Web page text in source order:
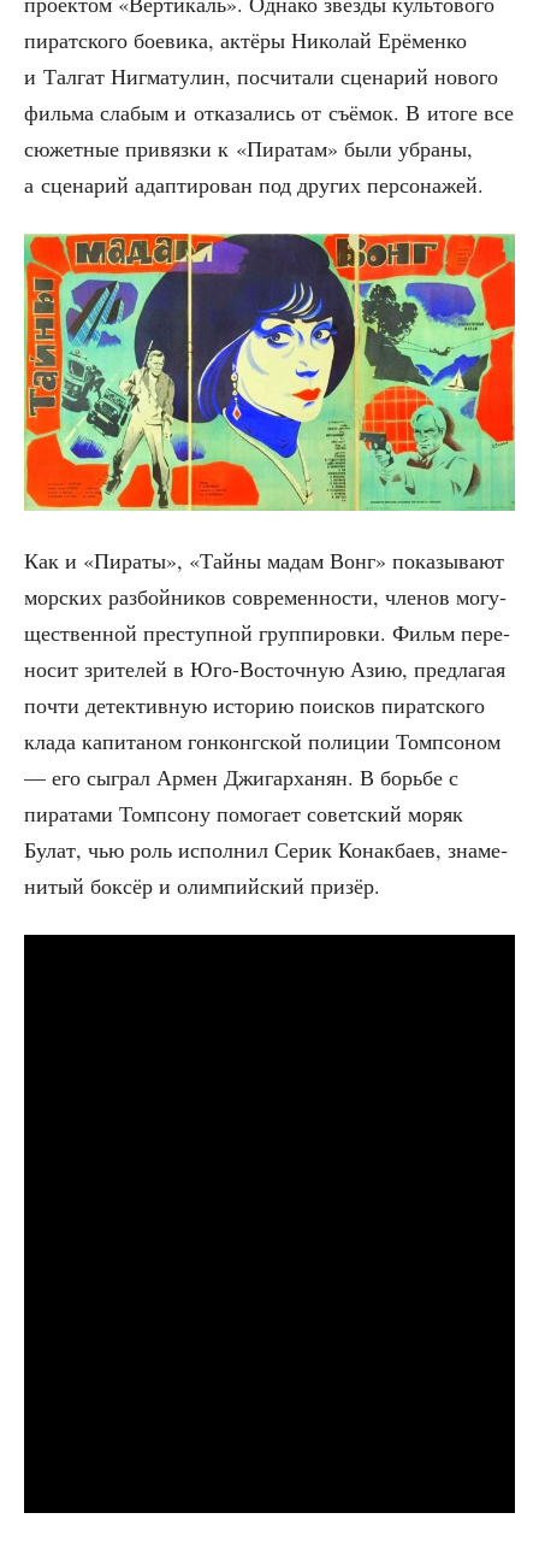
пират­ско­го бое­ви­ка, актё­ры Нико­лай Ерё­мен­ко
и Тал­гат Ниг­ма­ту­лин, посчи­та­ли сце­на­рий ново­го
филь­ма сла­бым и отка­за­лись от съё­мок. В ито­ге все
сюжет­ные при­вяз­ки к «Пира­там» были убра­ны,
а сце­на­рий адап­ти­ро­ван под дру­гих персонажей.
Как и «Пира­ты», «Тай­ны мадам Вонг» пока­зы­ва­ют
мор­ских раз­бой­ни­ков совре­мен­но­сти, чле­нов могу­
ще­ствен­ной пре­ступ­ной груп­пи­ров­ки. Фильм пере­
но­сит зри­те­лей в Юго-Восточ­ную Азию, пред­ла­гая
почти детек­тив­ную исто­рию поис­ков пират­ско­го
кла­да капи­та­ном гон­конг­ской поли­ции Томп­со­ном
— его сыг­рал Армен Джи­гар­ха­нян. В борь­бе с
пира­та­ми Томп­со­ну помо­га­ет совет­ский моряк
Булат, чью роль испол­нил Серик Конак­ба­ев, зна­ме­
ни­тый бок­сёр и олим­пий­ский призёр.